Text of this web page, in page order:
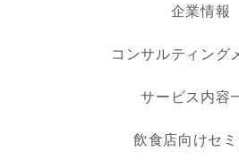
企業情報
コンサルティング
サービス内容
飲食店向けセ